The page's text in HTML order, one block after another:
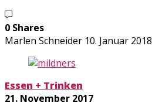
0 Shares
Marlen Schneider 10. Januar 2018
Essen + Trinken
21. November 2017